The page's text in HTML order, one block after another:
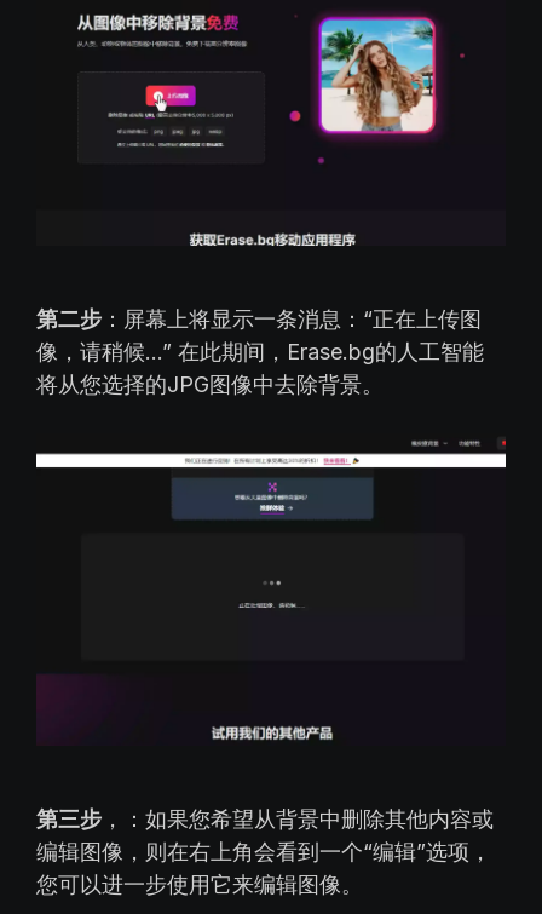
第二步 ：屏幕上将显示一条消息：“正在上传图
像，请稍候...” 在此期间，Erase.bg的人工智能
将从您选择的JPG图像中去除背景。
第三步 ，：如果您希望从背景中删除其他内容或
编辑图像，则在右上角会看到一个“编辑”选项，
您可以进一步使用它来编辑图像。